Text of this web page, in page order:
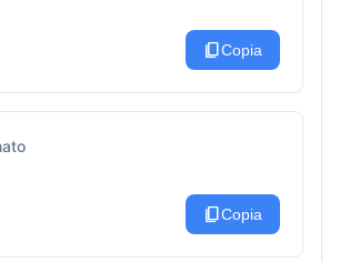
content_copyCopia
content_copyCopia